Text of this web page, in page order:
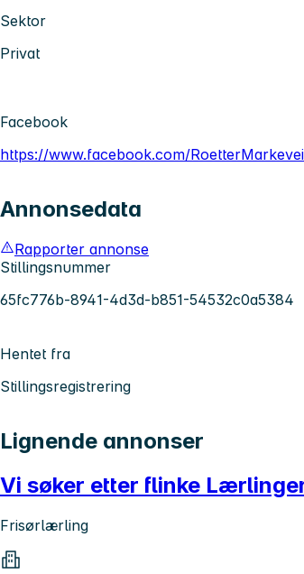
Sektor
Privat
Facebook
https://www.facebook.com/
Annonsedata
Rapporter annonse
Stillingsnummer
65fc776b-8941-4d3d-b851-54532c0a5384
Hentet fra
Stillingsregistrering
Lignende annonser
Vi søker etter flinke
Frisørlærling